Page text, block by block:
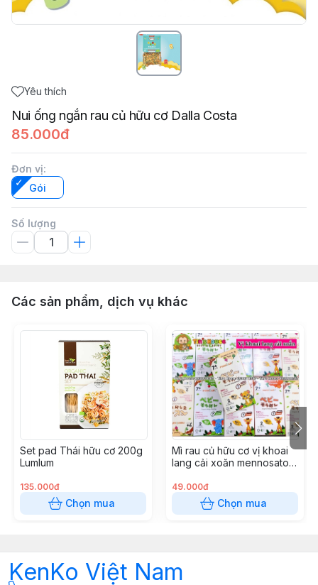
Yêu thích
Nui ống ngắn rau củ hữu cơ Dalla Costa
85.000đ
Đơn vị:
Gói
Số lượng
Các sản phẩm, dịch vụ khác
Set pad Thái hữu cơ 200g
Lumlum
135.000đ
Chọn mua
Mì rau củ hữu cơ vị khoai
lang cải xoăn mennosato
49.000đ
Chọn mua
KenKo Việt Nam